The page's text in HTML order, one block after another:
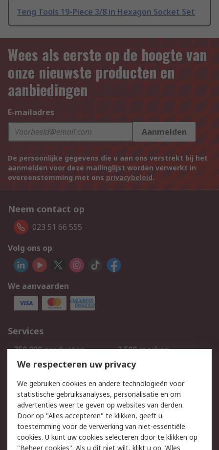
Teng Tools 19-Piece 3/8 in Hexagon Socket Set
Wees als eerste op de hoogte van
onze nieuwste producten en
aanbiedingen
E-mailadres
Aanmelden
De persoonlijke gegevens die u aan ons verstrekt bij het
aanmelden voor deze mailinglijst worden verwerkt in
overeenstemming met ons privacybeleid.
Neem contact op
023 51 66 555
Volg ons op
We aanvaarden
Services
750.000 producten
2.500 merken
Bestellen
Inkoopoplossingen
Track & Trace
Wettelijk
Cookiebeleid
Email veiligheid
Privacybeleid
Websitevoorwaarden
We respecteren uw privacy
We gebruiken cookies en andere technologieën voor
statistische gebruiksanalyses, personalisatie en om
advertenties weer te geven op websites van derden.
Door op "Alles accepteren" te klikken, geeft u
toestemming voor de verwerking van niet-essentiële
cookies. U kunt uw cookies selecteren door te klikken op
"Beheer cookies". Als u dit niet wilt, klikt u op "Alles